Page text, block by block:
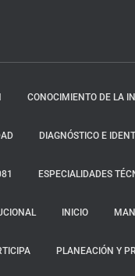
CONOCIMIENTO DE LA
DIAGNÓSTICO E
ESPECIALIDADES
INICIO
PLANEACIÓN Y